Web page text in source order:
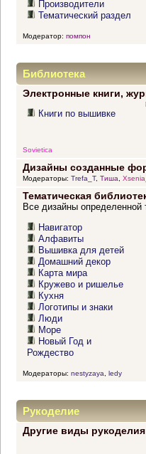
Производители
Тематический раздел
Модератор: помпон
Библиотека
Электронные книги,
Книги по вышивке
Sovietica
Дизайны созданные
Модераторы: Trefa_T, Тиша,
Тематическая
Все дизайны определенной
Навигатор
Алфавиты
Вышивка для детей
Домашний декор
Карта мира
Кружево и ришелье
Кухня
Логотипы и знаки
Люди
Море
Новый Год и
Рождество
Модераторы: nestyzaya ledy
Рукоделие
Другие виды рукоделия